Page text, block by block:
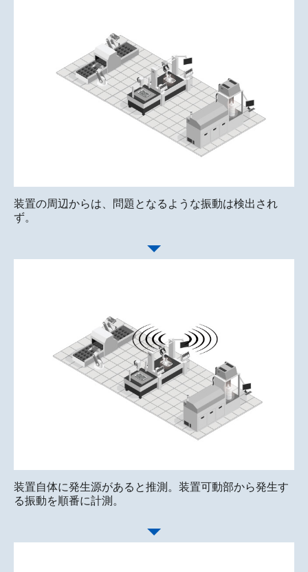
装置の周辺からは、問題となるような振動は検出され
ず。
装置自体に発生源があると推測。装置可動部から発生す
る振動を順番に計測。